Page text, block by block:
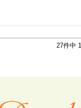
27件中 1